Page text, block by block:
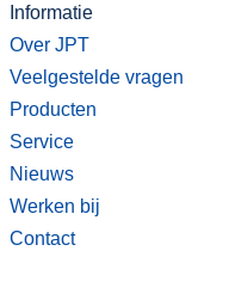
Informatie
Over JPT
Veelgestelde vragen
Producten
Service
Nieuws
Werken bij
Contact